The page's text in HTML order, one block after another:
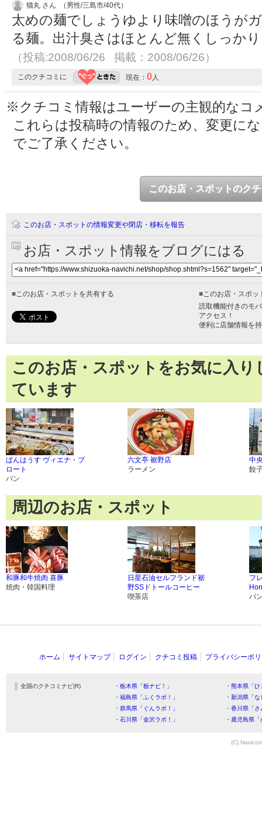
猫丸 さん （男性/三島市/40代）
太めの麺でしょうゆより味噌のほうが
る麺。出汁臭さはほとんど無くしっか
（投稿:2008/06/26 掲載：2008/06/26）
このクチコミに 現在： 0 人
※クチコミ情報はユーザーの主観的なコ
これらは投稿時の情報のため、変更に
でご了承ください。
このお店・スポットのク
このお店・スポットの情報変更や閉店・移転を報告
お店・スポット情報をブログにはる
■ このお店・スポットを共有する ■ このお店・スポ
読取機能付きのモ
アクセス！
便利に店舗情報を
このお店・スポットをお気に入
ています
ぱんはうす ヴィエナ・ブ
ロート
パン
六文亭 裾野店
ラーメン
中
餃
周辺のお店・スポット
和豚和牛焼肉 喜豚
焼肉・韓国料理
日星石油セルフランド裾
野SSドトールコーヒー
喫茶店
フ
パ
ホーム サイトマップ ログイン クチコミ投稿 プライバシーポ
全国のクチコミナビ(R) ・栃木県「栃ナビ！」
・熊本県「
・福島県「ふくラボ！」
・新潟県「
・群馬県「ぐんラボ！」
・香川県「
・石川県「金沢ラボ！」
・鹿児島県
(C)